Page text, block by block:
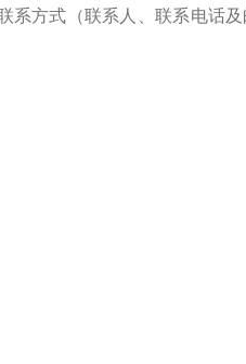
系方式（联系人、联系电话